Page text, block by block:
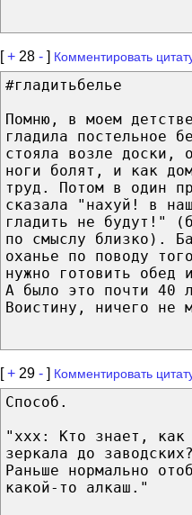
[+ 28 - ] Комментировать
#гладитьбелье
Помню, в моем
гладила постельное
стояла возле доски,
ноги болят, и как
труд. Потом в один
сказала "нахуй! в
гладить не будут!"
по смыслу близко).
оханье по поводу
нужно готовить обед
А было это почти 40
Воистину, ничего не
[+ 29 - ] Комментировать
Способ.
"xxx: Кто знает, как
зеркала до заводских?
Раньше нормально
какой-то алкаш."